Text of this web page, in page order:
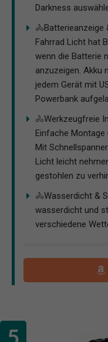
Darkness
🚴‍Batterieanzeige
Fahrrad Licht hat
wenn die Batterie
anzuzeigen. Akku
jedem Gerät mit
Powerbank
🚴‍Werkzeugfreie
Einfache
Mit
Licht leicht
gestohlen zu
🚴‍Wasserdicht &
wasserdicht und
verschiedene